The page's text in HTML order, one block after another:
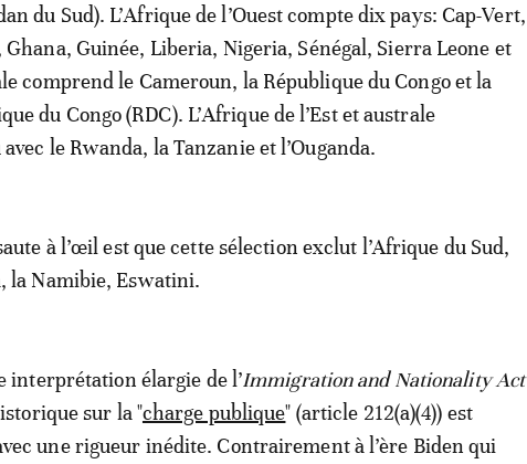
du Sud). L’Afrique de l’Ouest compte dix pays: Cap-Vert,
Ghana, Guinée, Liberia, Nigeria, Sénégal, Sierra Leone et
comprend le Cameroun, la République du Congo et la
du Congo (RDC). L’Afrique de l’Est et australe
le Rwanda, la Tanzanie et l’Ouganda.
à l’œil est que cette sélection exclut l’Afrique du Sud,
la Namibie, Eswatini.
interprétation élargie de l’Immigration and Nationality Act
sur la "charge publique" (article 212(a)(4)) est
une rigueur inédite. Contrairement à l’ère Biden qui